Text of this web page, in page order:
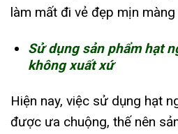
làm mất đi vẻ đẹp mịn
Sử dụng sản phẩm hạt
không xuất xứ
Hiện nay, việc sử dụng hạt
được ưa chuộng, thế nên